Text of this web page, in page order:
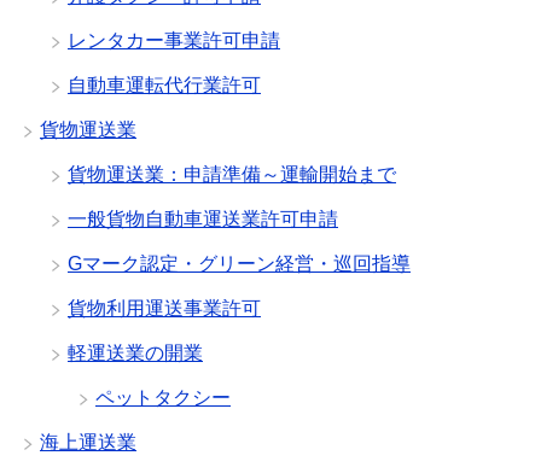
レンタカー事業許可申請
自動車運転代行業許可
貨物運送業
貨物運送業：申請準備～運輸開始まで
一般貨物自動車運送業許可申請
Gマーク認定・グリーン経営・巡回指導
貨物利用運送事業許可
軽運送業の開業
ペットタクシー
海上運送業